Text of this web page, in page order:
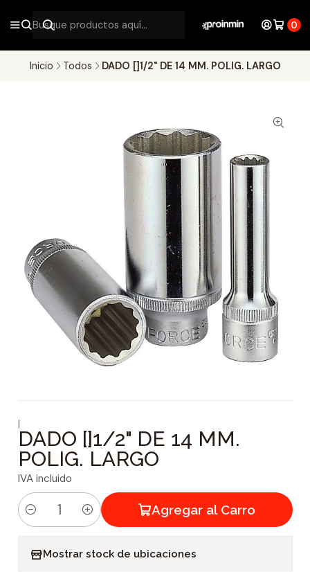
0
Inicio Todos DADO []1/2" DE 14 MM. POLIG. LARGO
|
DADO []1/2" DE 14 MM.
POLIG. LARGO
IVA incluido
C
Agregar al Carro
Mostrar stock de ubicaciones